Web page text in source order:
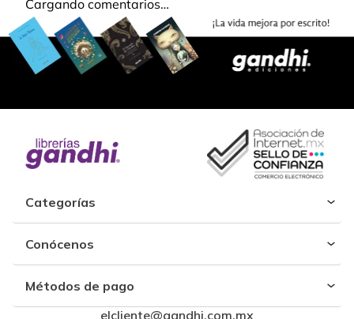
Cargando comentarios…
Categorías
Conócenos
Métodos de pago
elcliente@gandhi.com.mx